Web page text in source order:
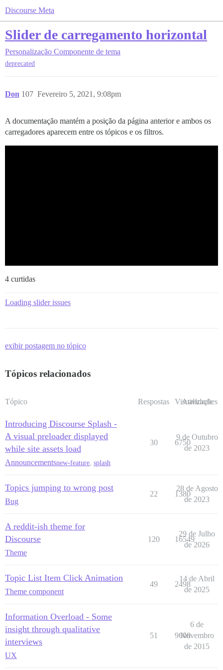
Discourse Meta
Slider de carregamento horizontal
Personalização Componente de tema
deprecated
Don Fevereiro 5, 2021, 9:08pm
107
A documentação mantém a posição da página anterior e ambos os
carregadores aparecem entre os tópicos e os filtros.
4 curtidas
Loading slider issues
exibir postagem no tópico
Tópicos relacionados
Tópico Respostas Visualizações
Atividade
Introducing Discourse Splash -
A visual preloader displayed
while site assets load
Announcementsnew-feature splash
30 6750
9 de Outubro
de 2023
Topics jumping to wrong post
Bug
22 1380
28 de Agosto
de 2023
A reddit-ish theme for
Discourse
Theme
120 16549
29 de Julho
de 2026
Topic List Item Click Animation
Theme component
49 2498
14 de Abril
de 2025
Information Overload - Some
insight through qualitative
interviews
UX
51 9608
6 de
Novembro
de 2015